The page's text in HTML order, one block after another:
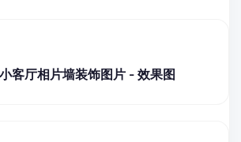
客厅相片墙装饰图片 - 效果图